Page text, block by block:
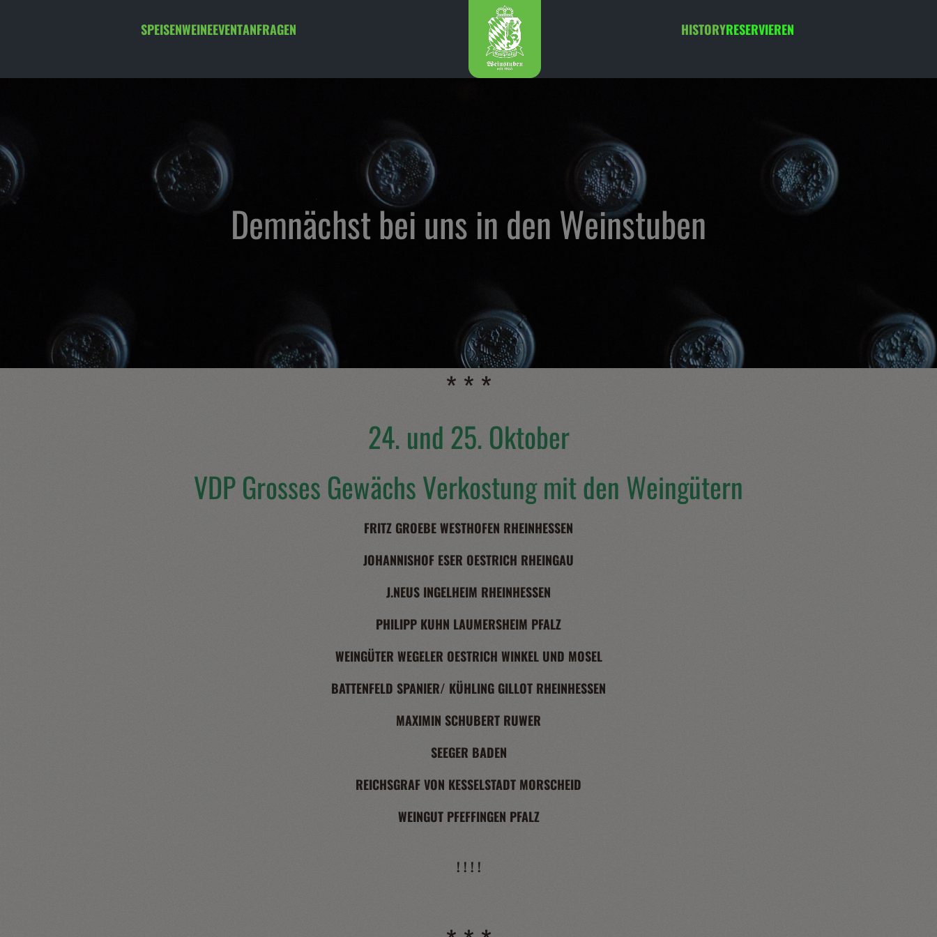
SPEISENWEINEEVENTANFRAGEN HISTORYRESERVIEREN
Demnächst bei uns in den Weinstuben
* * *
24. und 25. Oktober
VDP Grosses Gewächs Verkostung mit den Weingütern
FRITZ GROEBE WESTHOFEN RHEINHESSEN
JOHANNISHOF ESER OESTRICH RHEINGAU
J.NEUS INGELHEIM RHEINHESSEN
PHILIPP KUHN LAUMERSHEIM PFALZ
WEINGÜTER WEGELER OESTRICH WINKEL UND MOSEL
BATTENFELD SPANIER/ KÜHLING GILLOT RHEINHESSEN
MAXIMIN SCHUBERT RUWER
SEEGER BADEN
REICHSGRAF VON KESSELSTADT MORSCHEID
WEINGUT PFEFFINGEN PFALZ
! ! ! !